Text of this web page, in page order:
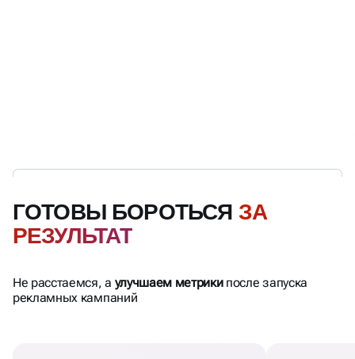
ГОТОВЫ БОРОТЬСЯ ЗА
РЕЗУЛЬТАТ
Не расстаемся, а улучшаем метрикипосле запуска
рекламных кампаний